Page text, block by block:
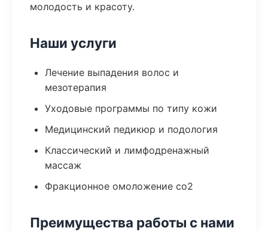
молодость и красоту.
Наши услуги
Лечение выпадения волос и
мезотерапия
Уходовые программы по типу кожи
Медицинский педикюр и подология
Классический и лимфодренажный
массаж
Фракционное омоложение co2
Преимущества работы с нами